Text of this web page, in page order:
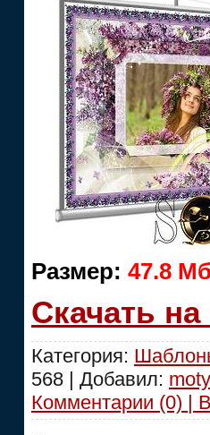
Размер: 47.8
Скачать
Категория:
568 | Добавил:
Комментарии (0) |